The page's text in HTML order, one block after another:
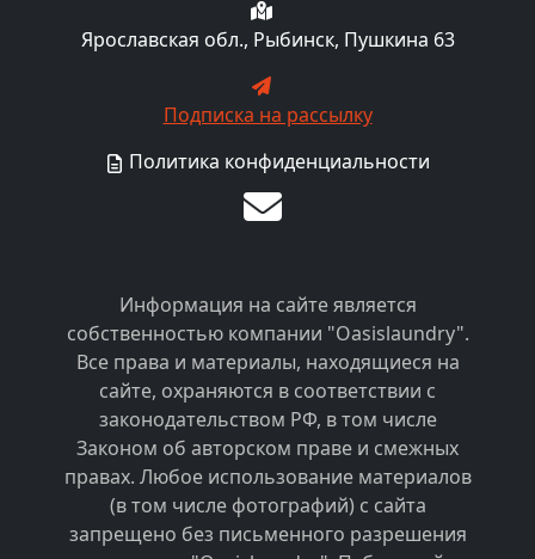
Ярославская обл., Рыбинск, Пушкина 63
Подписка на рассылку
Политика конфиденциальности
Информация на сайте является
собственностью компании "Oasislaundry".
Все права и материалы, находящиеся на
сайте, охраняются в соответствии с
законодательством РФ, в том числе
Законом об авторском праве и смежных
правах. Любое использование материалов
(в том числе фотографий) с сайта
запрещено без письменного разрешения